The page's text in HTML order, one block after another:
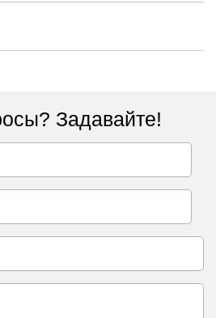
Задавайте!